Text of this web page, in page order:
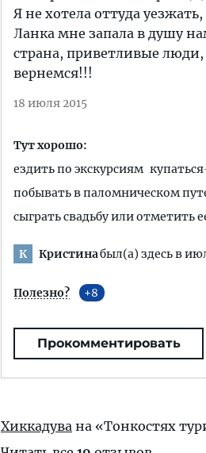
Я не хотела оттуда
Ланка мне запала в душу
страна, приветливые
вернемся!!!
18 июля 2015
Тут хорошо:
ездить по экскурсиям
побывать в паломническом
сыграть свадьбу или отметить
К Кристинабыл(а) здесь в
Полезно? 8
Прокомментировать
Хиккадува на «Тонкостях